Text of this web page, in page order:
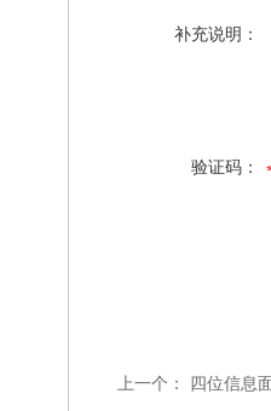
补充说明：
验证码：
上一个： 四位信息